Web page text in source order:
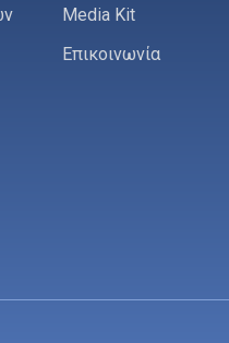
Media Kit
Επικοινωνία